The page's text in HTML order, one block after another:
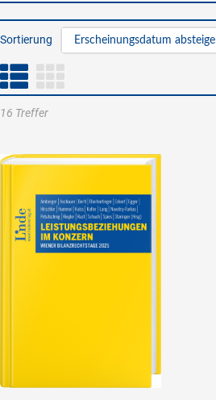
Sortierung Erscheinungsdatum
16 Treffer